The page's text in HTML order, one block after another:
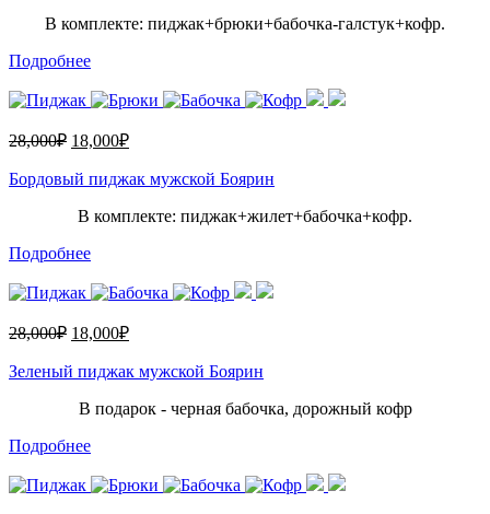
В комплекте: пиджак+брюки+бабочка-галстук+кофр.
Подробнее
28,000₽ 18,000₽
Бордовый пиджак мужской Боярин
В комплекте: пиджак+жилет+бабочка+кофр.
Подробнее
28,000₽ 18,000₽
Зеленый пиджак мужской Боярин
В подарок - черная бабочка, дорожный кофр
Подробнее